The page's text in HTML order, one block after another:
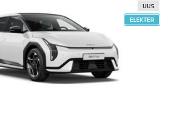
UUS
ELEKTER